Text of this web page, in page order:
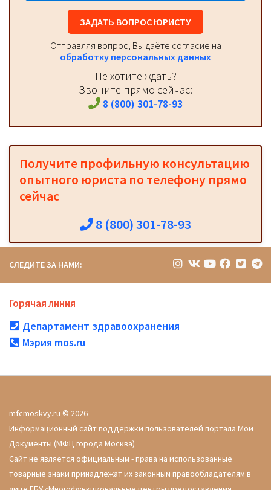
ЗАДАТЬ ВОПРОС ЮРИСТУ
Отправляя вопрос, Вы даёте согласие на
обработку персональных данных
Не хотите ждать?
Звоните прямо сейчас:
8 (800) 301-78-93
Получите профильную консультацию
опытного юриста по телефону прямо
сейчас
8 (800) 301-78-93
СЛЕДИТЕ ЗА НАМИ:
Горячая линия
Департамент здравоохранения
Мэрия mos.ru
mfcmoskvy.ru © 2026
Информационный сайт поддержки пользователей портала Мои
Документы (МФЦ города Москва)
Сайт не является официальным - права на использованные
товарные знаки принадлежат их законным правообладателям в